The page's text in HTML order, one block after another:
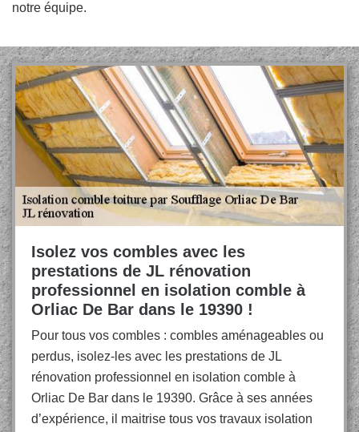
notre équipe.
Isolez vos combles avec les
prestations de JL rénovation
professionnel en isolation comble à
Orliac De Bar dans le 19390 !
Pour tous vos combles : combles aménageables ou
perdus, isolez-les avec les prestations de JL
rénovation professionnel en isolation comble à
Orliac De Bar dans le 19390. Grâce à ses années
d’expérience, il maitrise tous vos travaux isolation